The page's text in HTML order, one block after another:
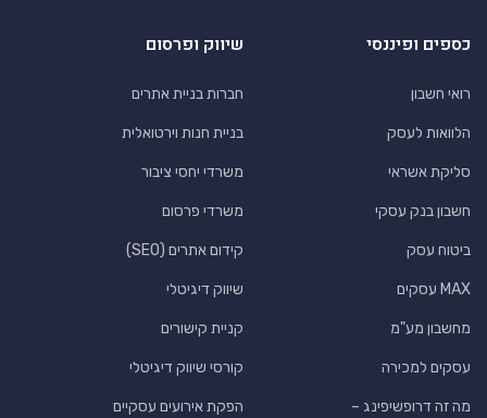
כספים ופיננסי
רואי חשבון
הלוואות לעסק
סליקת אשראי
חשבון בנק עסקי
ביטוח עסק
MAX עסקים
מחשבון מע"מ
עסקים למכירה
מה זה דרופשיפינג –
שיווק ופרסום
חברות בניית אתרים
בניית חנות וירטואלית
משרדי יחסי ציבור
משרדי פרסום
קידום אתרים (SEO)
שיווק דיגיטלי
קניית קישורים
קורסי שיווק דיגיטלי
הפקת אירועים עסקיים